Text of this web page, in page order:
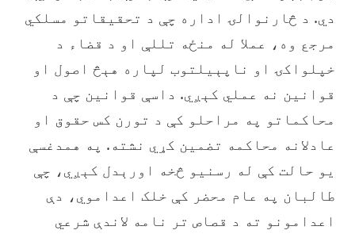
دي. د څارنوالۍ اداره چې د تحقیقاتو مسلکي
مرجع وه، عملا له منځه تللې او د قضاء د
خپلواکۍ او ناپېیلتوب لپاره هېڅ اصول او
قوانین نه عملي کېږي. داسې قوانین چې د
محاکماتو په مراحلو کې د تورن کس حقوق او
عادلانه محاکمه تضمین کړي نشته. په همدغسې
یو حالت کې له رسنیو څخه اورېدل کېږي، چې
طالبان په عام محضر کې خلک اعداموي، دې
اعدامونو ته د قصاص تر نامه لاندې شرعي